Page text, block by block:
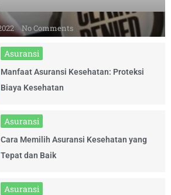
No Comments
Asuransi
Manfaat Asuransi Kesehatan: Proteksi
Biaya Kesehatan
Asuransi
Cara Memilih Asuransi Kesehatan yang
Tepat dan Baik
Asuransi